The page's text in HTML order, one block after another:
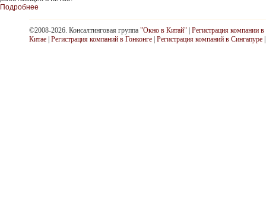
Подробнее
©2008-2026. Консалтинговая группа "Окно в Китай" | Регистрация компании в
Китае | Регистрация компаний в Гонконге | Регистрация компаний в Сингапуре